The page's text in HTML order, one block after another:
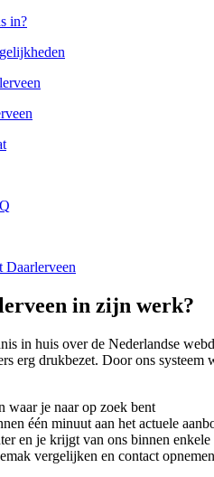
in?
Daarlerveen
in zijn werk?
in huis over de Nederlandse
erg drukbezet. Door ons
waar je naar op zoek bent
één minuut aan het actuele
en je krijgt van ons binnen
vergelijken en contact